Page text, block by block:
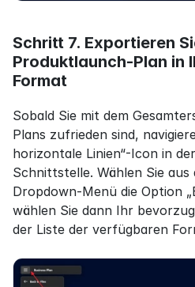
Schritt 7. Exportieren
Produktlaunch-Plan in
Format
Sobald Sie mit dem
Plans zufrieden sind,
horizontale Linien“-Icon in
Schnittstelle. Wählen Sie aus
Dropdown-Menü die Option
wählen Sie dann Ihr
der Liste der verfügbaren